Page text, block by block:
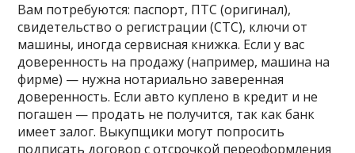
Вам потребуются: паспорт, ПТС (оригинал),
свидетельство о регистрации (СТС), ключи от
машины, иногда сервисная книжка. Если у вас
доверенность на продажу (например, машина на
фирме) — нужна нотариально заверенная
доверенность. Если авто куплено в кредит и не
погашен — продать не получится, так как банк
имеет залог. Выкупщики могут попросить
подписать договор с отсрочкой переоформления